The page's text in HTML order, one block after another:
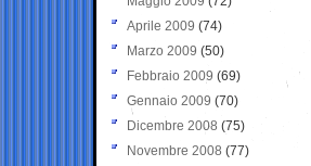
Aprile 2009 (74)
Marzo 2009 (50)
Febbraio 2009 (69)
Gennaio 2009 (70)
Dicembre 2008 (75)
Novembre 2008 (77)